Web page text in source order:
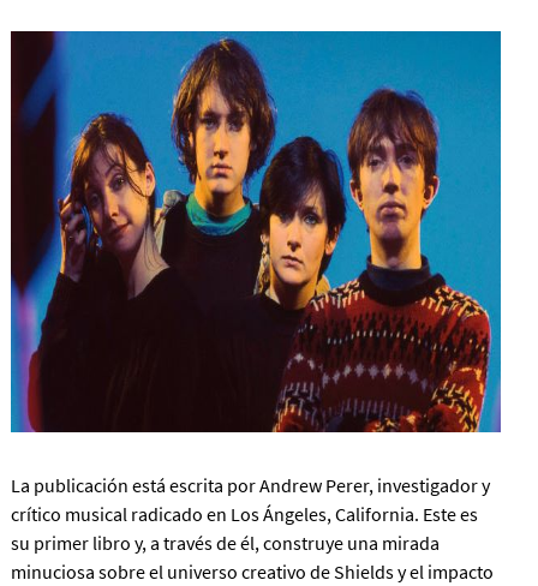
La publicación está escrita por Andrew Perer, investigador y
crítico musical radicado en Los Ángeles, California. Este es
su primer libro y, a través de él, construye una mirada
minuciosa sobre el universo creativo de Shields y el impacto